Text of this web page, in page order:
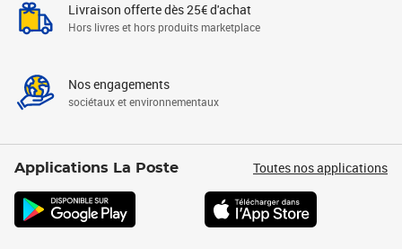
Livraison offerte dès 25€ d'achat
Hors livres et hors produits marketplace
Nos engagements
sociétaux et environnementaux
Applications La Poste Toutes nos applications